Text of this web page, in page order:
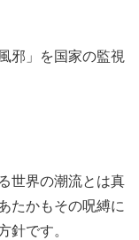
邪」を国家の監視
世界の潮流とは真
たかもその呪縛に
針です。